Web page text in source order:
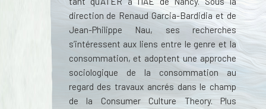
direction de Renaud Garcia-Bardidia et de
Jean-Philippe Nau, ses recherches
s’intéressent aux liens entre le genre et la
consommation, et adoptent une approche
sociologique de la consommation au
regard des travaux ancrés dans le champ
de la Consumer Culture Theory. Plus